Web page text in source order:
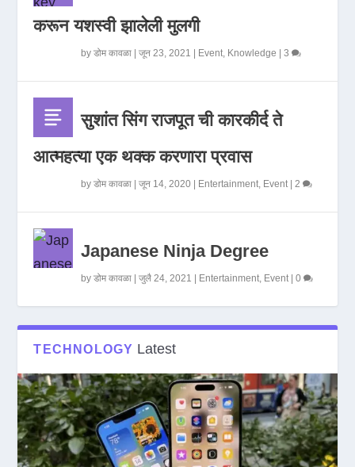
करून यशस्वी झालेली मुलगी
byडोम कावळा |जून 23, 2021 Event, Knowledge |3
सुशांत सिंग राजपूत ची कारकीर्द ते
आत्महत्या एक थक्क करणारा प्रवास
byडोम कावळा |जून 14, 2020 Entertainment, Event|2
Japanese Ninja Degree
byडोम कावळा |जुलै 24, 2021 Entertainment, Event|0
TECHNOLOGY Latest